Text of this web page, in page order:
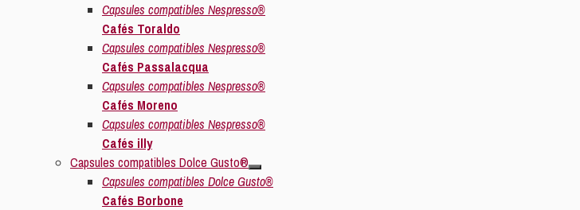
Capsules compatibles Nespresso®
Cafés Toraldo
Capsules compatibles Nespresso®
Cafés Passalacqua
Capsules compatibles Nespresso®
Cafés Moreno
Capsules compatibles Nespresso®
Cafés illy
Capsules compatibles Dolce Gusto®
Capsules compatibles Dolce Gusto®
Cafés Borbone